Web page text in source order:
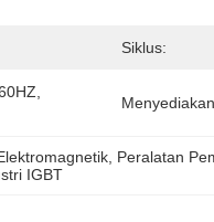
Siklus:
, Peralatan
IGBT